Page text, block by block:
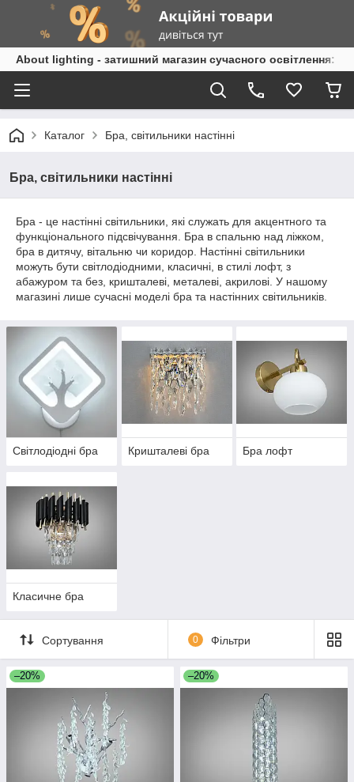
About lighting - затишний магазин сучасного освітлення:
Каталог Бра, світильники настінні
Бра, світильники настінні
Бра - це настінні світильники, які служать для акцентного та
функціонального підсвічування. Бра в спальню над ліжком,
бра в дитячу, вітальню чи коридор. Настінні світильники
можуть бути світлодіодними, класичні, в стилі лофт, з
абажуром та без, кришталеві, металеві, акрилові. У нашому
магазині лише сучасні моделі бра та настінних світильників.
Світлодіодні бра Кришталеві бра Бра лофт
Класичне бра
Сортування 0 Фільтри
–20% –20%